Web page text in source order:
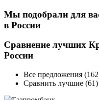
Мы подобрали для
в России
Сравнение лучших
России
Все предложения
Сравнить лучшие (61)